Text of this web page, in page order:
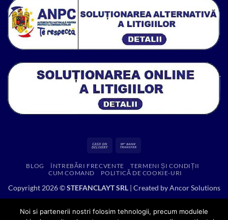
Cash
Delivery
BLOG ÎNTREBĂRI FRECVENTE
TERMENI ȘI CONDIȚII
CUM COMAND
POLITICĂ DE COOKIE-URI
Copyright 2026 ©STEFANCLAYT SRL| Created byAncor Solutions
Noi si partenerii nostri folosim tehnologii, precum modulele